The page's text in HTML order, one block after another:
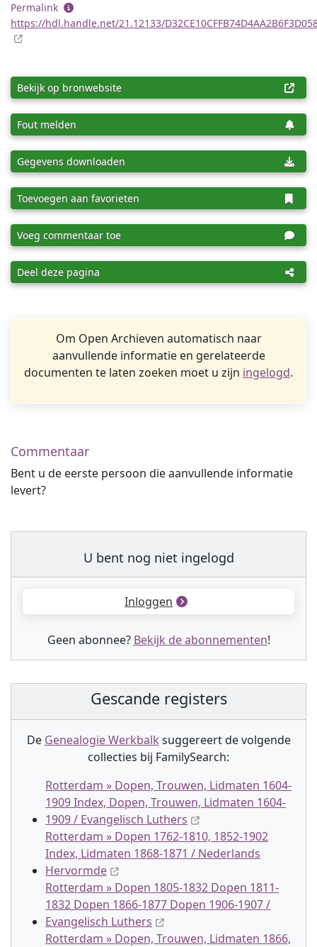
Permalink
https://hdl.handle.net/21.12133/
Bekijk op bronwebsite
Fout melden
Gegevens downloaden
Toevoegen aan favorieten
Voeg commentaar toe
Deel deze pagina
Om Open Archieven automatisch naar
aanvullende informatie en gerelateerde
documenten te laten zoeken moet u zijn ingelogd.
Commentaar
Bent u de eerste persoon die aanvullende informatie
levert?
U bent nog niet ingelogd
Inloggen
Geen abonnee? Bekijk de abonnementen!
Gescande registers
De Genealogie Werkbalk suggereert de volgende
collecties bij FamilySearch:
Rotterdam » Dopen, Trouwen, Lidmaten 1604-
1909 Index, Dopen, Trouwen, Lidmaten 1604-
1909 / Evangelisch Luthers
Rotterdam » Dopen 1762-1810, 1852-1902
Index, Lidmaten 1868-1871 / Nederlands
Hervormde
Rotterdam » Dopen 1805-1832 Dopen 1811-
1832 Dopen 1866-1877 Dopen 1906-1907 /
Evangelisch Luthers
Rotterdam » Dopen, Trouwen, Lidmaten 1866,